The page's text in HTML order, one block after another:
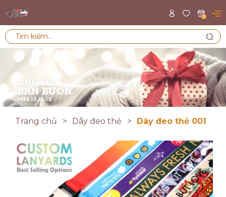
0
Trang chủ Dây đeo thẻ Dây đeo thẻ 001